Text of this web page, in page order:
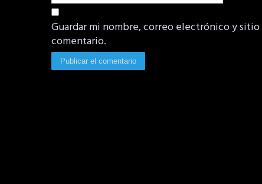
Guardar mi nombre, correo electrónico y
comentario.